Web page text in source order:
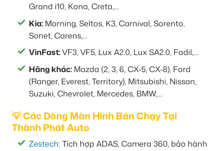
Grand i10, Kona, Creta,…
Kia: Morning, Seltos, K3, Carnival, Sorento,
Sonet, Carens,…
VinFast:VF3, VF5, Lux A2.0, Lux SA2.0, Fadil,…
Hãng khác: Mazda (2, 3, 6, CX-5, CX-8), Ford
(Ranger, Everest, Territory), Mitsubishi, Nissan,
Suzuki, Chevrolet, Mercedes, BMW,…
💡 Các Dòng Màn Hình Bán Chạy Tại
Thành Phát Auto
Zestech: Tích hợp ADAS, Camera 360, bảo hành